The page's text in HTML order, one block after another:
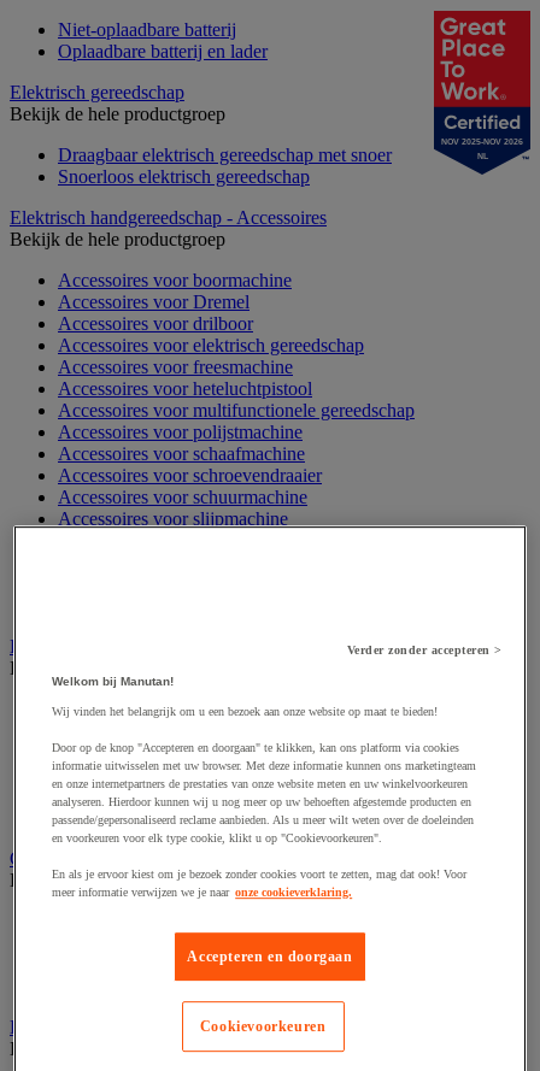
Niet-oplaadbare batterij
Oplaadbare batterij en lader
Elektrisch gereedschap
Bekijk de hele productgroep
Draagbaar elektrisch gereedschap met snoer
Snoerloos elektrisch gereedschap
Elektrisch handgereedschap - Accessoires
Bekijk de hele productgroep
Accessoires voor boormachine
Accessoires voor Dremel
Accessoires voor drilboor
Accessoires voor elektrisch gereedschap
Accessoires voor freesmachine
Accessoires voor heteluchtpistool
Accessoires voor multifunctionele gereedschap
Accessoires voor polijstmachine
Accessoires voor schaafmachine
Accessoires voor schroevendraaier
Accessoires voor schuurmachine
Accessoires voor slijpmachine
Elektrische toebehoren en verlichting
Bekijk de hele productgroep
Accessoires voor elektrisch schakelpaneel
Elektrische kabel
Elektrische uitrusting
Verlengsnoer, stekkerdoos en kapelhaspel
Wandcontactdoos en schakelaar
Gereedschap opbergen
Bekijk de hele productgroep
Gereedschapskoffer en versterkte kist
Verrijdbare werktafel
Handgereedschap
Bekijk de hele productgroep
NOV 2025-NOV 2026
NL
Verder zonder accepteren >
Welkom bij Manutan!
Wij vinden het belangrijk om u een bezoek aan onze website op maat te bieden!
Door op de knop "Accepteren en doorgaan" te klikken, kan ons platform via cookies
informatie uitwisselen met uw browser. Met deze informatie kunnen ons marketingteam
en onze internetpartners de prestaties van onze website meten en uw winkelvoorkeuren
analyseren. Hierdoor kunnen wij u nog meer op uw behoeften afgestemde producten en
passende/gepersonaliseerd reclame aanbieden. Als u meer wilt weten over de doeleinden
en voorkeuren voor elk type cookie, klikt u op "Cookievoorkeuren".
En als je ervoor kiest om je bezoek zonder cookies voort te zetten, mag dat ook! Voor
meer informatie verwijzen we je naar onze cookieverklaring.
Accepteren en doorgaan
Cookievoorkeuren